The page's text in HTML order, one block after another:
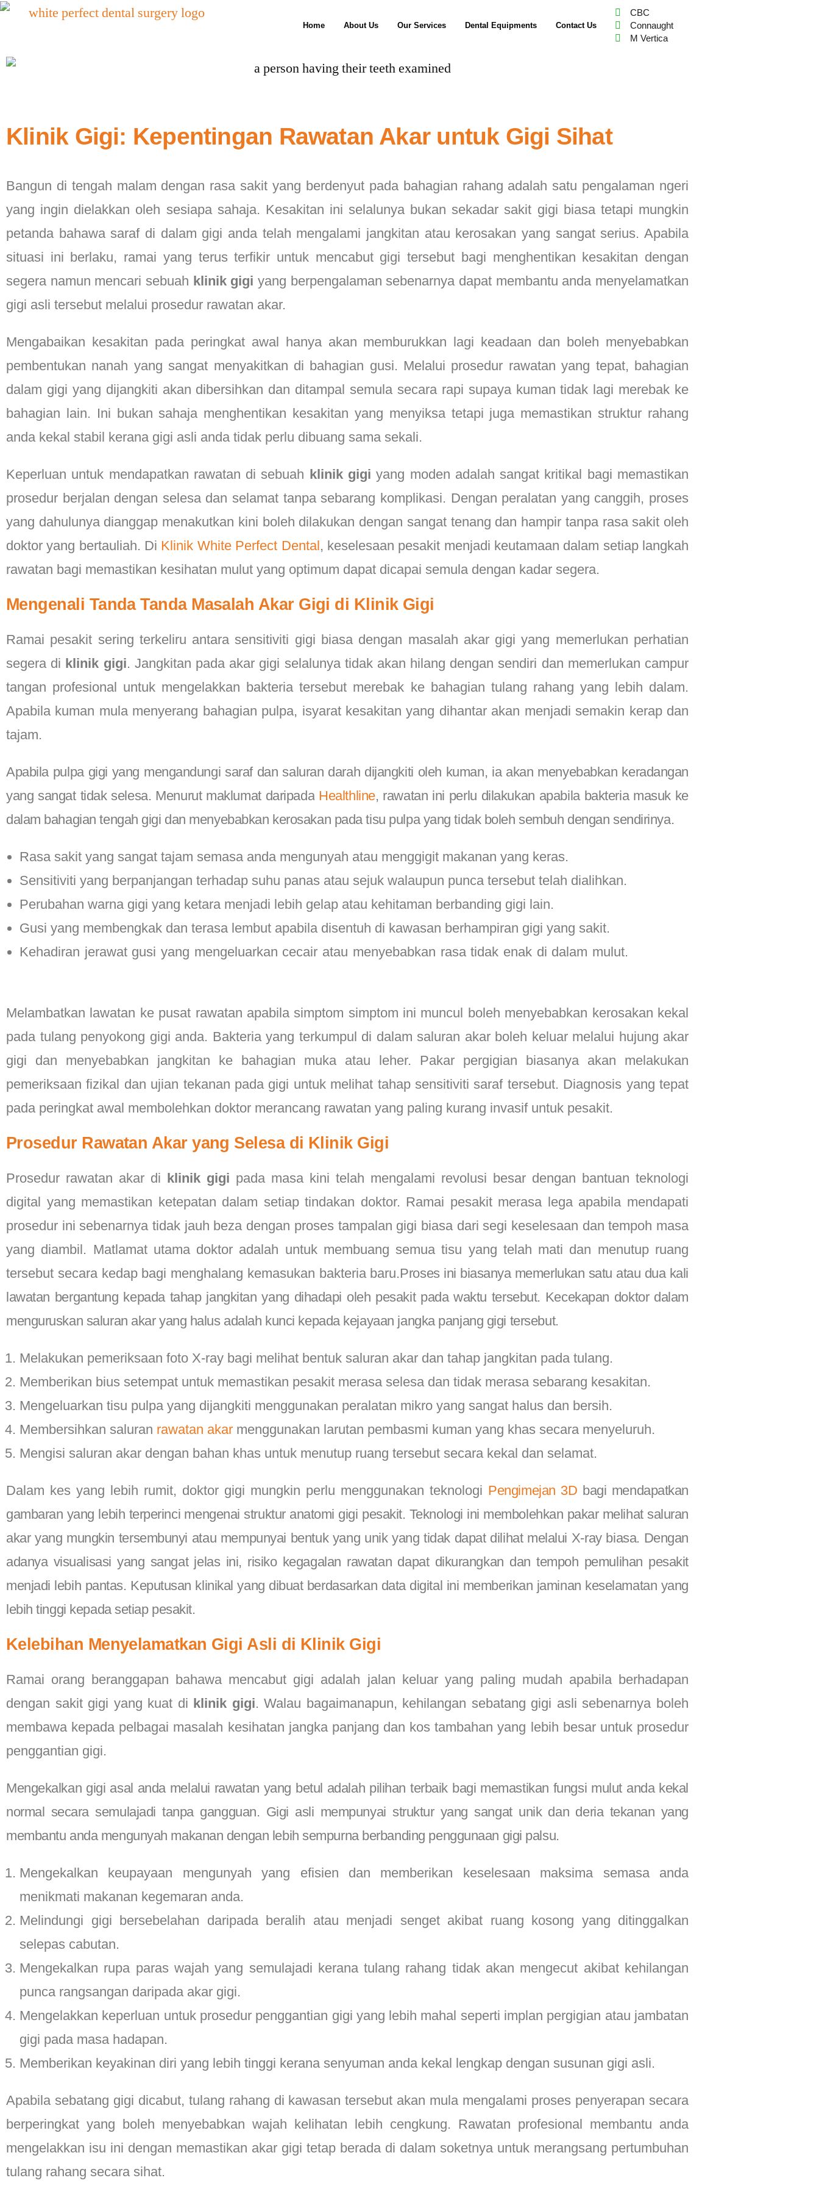
Home About Us Our Services Dental Equipments Contact Us
CBC
Connaught
M Vertica
Klinik Gigi: Kepentingan Rawatan Akar untuk Gigi Sihat
Bangun di tengah malam dengan rasa sakit yang berdenyut pada bahagian rahang adalah satu pengalaman ngeri
yang ingin dielakkan oleh sesiapa sahaja. Kesakitan ini selalunya bukan sekadar sakit gigi biasa tetapi mungkin
petanda bahawa saraf di dalam gigi anda telah mengalami jangkitan atau kerosakan yang sangat serius. Apabila
situasi ini berlaku, ramai yang terus terfikir untuk mencabut gigi tersebut bagi menghentikan kesakitan dengan
segera namun mencari sebuah klinik gigi yang berpengalaman sebenarnya dapat membantu anda menyelamatkan
gigi asli tersebut melalui prosedur rawatan akar.
Mengabaikan kesakitan pada peringkat awal hanya akan memburukkan lagi keadaan dan boleh menyebabkan
pembentukan nanah yang sangat menyakitkan di bahagian gusi. Melalui prosedur rawatan yang tepat, bahagian
dalam gigi yang dijangkiti akan dibersihkan dan ditampal semula secara rapi supaya kuman tidak lagi merebak ke
bahagian lain. Ini bukan sahaja menghentikan kesakitan yang menyiksa tetapi juga memastikan struktur rahang
anda kekal stabil kerana gigi asli anda tidak perlu dibuang sama sekali.
Keperluan untuk mendapatkan rawatan di sebuah klinik gigi yang moden adalah sangat kritikal bagi memastikan
prosedur berjalan dengan selesa dan selamat tanpa sebarang komplikasi. Dengan peralatan yang canggih, proses
yang dahulunya dianggap menakutkan kini boleh dilakukan dengan sangat tenang dan hampir tanpa rasa sakit oleh
doktor yang bertauliah. Di Klinik White Perfect Dental, keselesaan pesakit menjadi keutamaan dalam setiap langkah
rawatan bagi memastikan kesihatan mulut yang optimum dapat dicapai semula dengan kadar segera.
Mengenali Tanda Tanda Masalah Akar Gigi di Klinik Gigi
Ramai pesakit sering terkeliru antara sensitiviti gigi biasa dengan masalah akar gigi yang memerlukan perhatian
segera di klinik gigi. Jangkitan pada akar gigi selalunya tidak akan hilang dengan sendiri dan memerlukan campur
tangan profesional untuk mengelakkan bakteria tersebut merebak ke bahagian tulang rahang yang lebih dalam.
Apabila kuman mula menyerang bahagian pulpa, isyarat kesakitan yang dihantar akan menjadi semakin kerap dan
tajam.
Apabila pulpa gigi yang mengandungi saraf dan saluran darah dijangkiti oleh kuman, ia akan menyebabkan keradangan
yang sangat tidak selesa. Menurut maklumat daripada Healthline, rawatan ini perlu dilakukan apabila bakteria masuk ke
dalam bahagian tengah gigi dan menyebabkan kerosakan pada tisu pulpa yang tidak boleh sembuh dengan sendirinya.
Rasa sakit yang sangat tajam semasa anda mengunyah atau menggigit makanan yang keras.
Sensitiviti yang berpanjangan terhadap suhu panas atau sejuk walaupun punca tersebut telah dialihkan.
Perubahan warna gigi yang ketara menjadi lebih gelap atau kehitaman berbanding gigi lain.
Gusi yang membengkak dan terasa lembut apabila disentuh di kawasan berhampiran gigi yang sakit.
Kehadiran jerawat gusi yang mengeluarkan cecair atau menyebabkan rasa tidak enak di dalam mulut.
Melambatkan lawatan ke pusat rawatan apabila simptom simptom ini muncul boleh menyebabkan kerosakan kekal
pada tulang penyokong gigi anda. Bakteria yang terkumpul di dalam saluran akar boleh keluar melalui hujung akar
gigi dan menyebabkan jangkitan ke bahagian muka atau leher. Pakar pergigian biasanya akan melakukan
pemeriksaan fizikal dan ujian tekanan pada gigi untuk melihat tahap sensitiviti saraf tersebut. Diagnosis yang tepat
pada peringkat awal membolehkan doktor merancang rawatan yang paling kurang invasif untuk pesakit.
Prosedur Rawatan Akar yang Selesa di Klinik Gigi
Prosedur rawatan akar di klinik gigi pada masa kini telah mengalami revolusi besar dengan bantuan teknologi
digital yang memastikan ketepatan dalam setiap tindakan doktor. Ramai pesakit merasa lega apabila mendapati
prosedur ini sebenarnya tidak jauh beza dengan proses tampalan gigi biasa dari segi keselesaan dan tempoh masa
yang diambil. Matlamat utama doktor adalah untuk membuang semua tisu yang telah mati dan menutup ruang
tersebut secara kedap bagi menghalang kemasukan bakteria baru.Proses ini biasanya memerlukan satu atau dua kali
lawatan bergantung kepada tahap jangkitan yang dihadapi oleh pesakit pada waktu tersebut. Kecekapan doktor dalam
menguruskan saluran akar yang halus adalah kunci kepada kejayaan jangka panjang gigi tersebut.
Melakukan pemeriksaan foto X-ray bagi melihat bentuk saluran akar dan tahap jangkitan pada tulang.
Memberikan bius setempat untuk memastikan pesakit merasa selesa dan tidak merasa sebarang kesakitan.
Mengeluarkan tisu pulpa yang dijangkiti menggunakan peralatan mikro yang sangat halus dan bersih.
Membersihkan saluran rawatan akar menggunakan larutan pembasmi kuman yang khas secara menyeluruh.
Mengisi saluran akar dengan bahan khas untuk menutup ruang tersebut secara kekal dan selamat.
Dalam kes yang lebih rumit, doktor gigi mungkin perlu menggunakan teknologi Pengimejan 3D bagi mendapatkan
gambaran yang lebih terperinci mengenai struktur anatomi gigi pesakit. Teknologi ini membolehkan pakar melihat saluran
akar yang mungkin tersembunyi atau mempunyai bentuk yang unik yang tidak dapat dilihat melalui X-ray biasa. Dengan
adanya visualisasi yang sangat jelas ini, risiko kegagalan rawatan dapat dikurangkan dan tempoh pemulihan pesakit
menjadi lebih pantas. Keputusan klinikal yang dibuat berdasarkan data digital ini memberikan jaminan keselamatan yang
lebih tinggi kepada setiap pesakit.
Kelebihan Menyelamatkan Gigi Asli di Klinik Gigi
Ramai orang beranggapan bahawa mencabut gigi adalah jalan keluar yang paling mudah apabila berhadapan
dengan sakit gigi yang kuat di klinik gigi. Walau bagaimanapun, kehilangan sebatang gigi asli sebenarnya boleh
membawa kepada pelbagai masalah kesihatan jangka panjang dan kos tambahan yang lebih besar untuk prosedur
penggantian gigi.
Mengekalkan gigi asal anda melalui rawatan yang betul adalah pilihan terbaik bagi memastikan fungsi mulut anda kekal
normal secara semulajadi tanpa gangguan. Gigi asli mempunyai struktur yang sangat unik dan deria tekanan yang
membantu anda mengunyah makanan dengan lebih sempurna berbanding penggunaan gigi palsu.
Mengekalkan keupayaan mengunyah yang efisien dan memberikan keselesaan maksima semasa anda
menikmati makanan kegemaran anda.
Melindungi gigi bersebelahan daripada beralih atau menjadi senget akibat ruang kosong yang ditinggalkan
selepas cabutan.
Mengekalkan rupa paras wajah yang semulajadi kerana tulang rahang tidak akan mengecut akibat kehilangan
punca rangsangan daripada akar gigi.
Mengelakkan keperluan untuk prosedur penggantian gigi yang lebih mahal seperti implan pergigian atau jambatan
gigi pada masa hadapan.
Memberikan keyakinan diri yang lebih tinggi kerana senyuman anda kekal lengkap dengan susunan gigi asli.
Apabila sebatang gigi dicabut, tulang rahang di kawasan tersebut akan mula mengalami proses penyerapan secara
berperingkat yang boleh menyebabkan wajah kelihatan lebih cengkung. Rawatan profesional membantu anda
mengelakkan isu ini dengan memastikan akar gigi tetap berada di dalam soketnya untuk merangsang pertumbuhan
tulang rahang secara sihat.